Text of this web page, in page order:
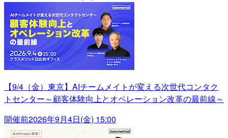
【9/4（金）東京】AIチームメイトが変える次世代コンタク
トセンター～顧客体験向上とオペレーション改革の最前線～
開催前2026年9月4日(金) 15:00